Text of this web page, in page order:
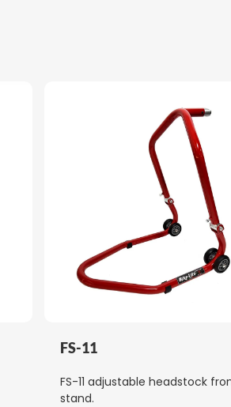
FS-11
FS-11 adjustable headstock
stand.